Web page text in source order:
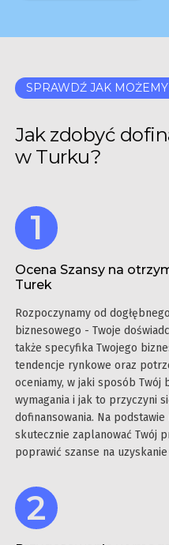
SPRAWDŹ JAK
Jak zdobyć
w Turku?
Ocena Szansy na
Turek
Rozpoczynamy od
biznesowego - Twoje
także specyfika Twojego
tendencje rynkowe oraz
oceniamy, w jaki sposób Twój
wymagania i jak to przyczyni
dofinansowania. Na
skutecznie zaplanować Twój
poprawić szanse na